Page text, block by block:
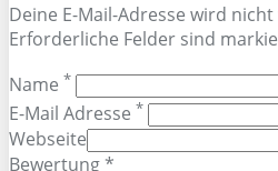
Deine E-Mail-Adresse wird
Erforderliche Felder sind
Name *
E-Mail Adresse *
Webseite
Bewertung *